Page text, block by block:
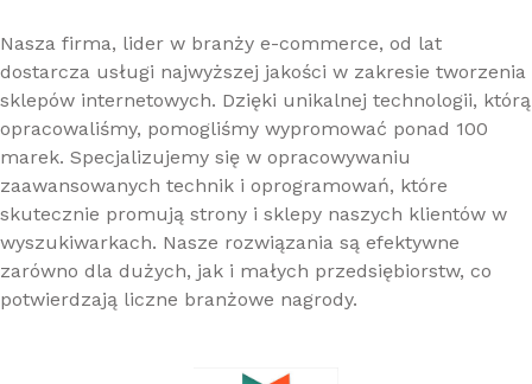
Nasza firma, lider w branży e-commerce, od lat
dostarcza usługi najwyższej jakości w zakresie tworzenia
sklepów internetowych. Dzięki unikalnej technologii, którą
opracowaliśmy, pomogliśmy wypromować ponad 100
marek. Specjalizujemy się w opracowywaniu
zaawansowanych technik i oprogramowań, które
skutecznie promują strony i sklepy naszych klientów w
wyszukiwarkach. Nasze rozwiązania są efektywne
zarówno dla dużych, jak i małych przedsiębiorstw, co
potwierdzają liczne branżowe nagrody.